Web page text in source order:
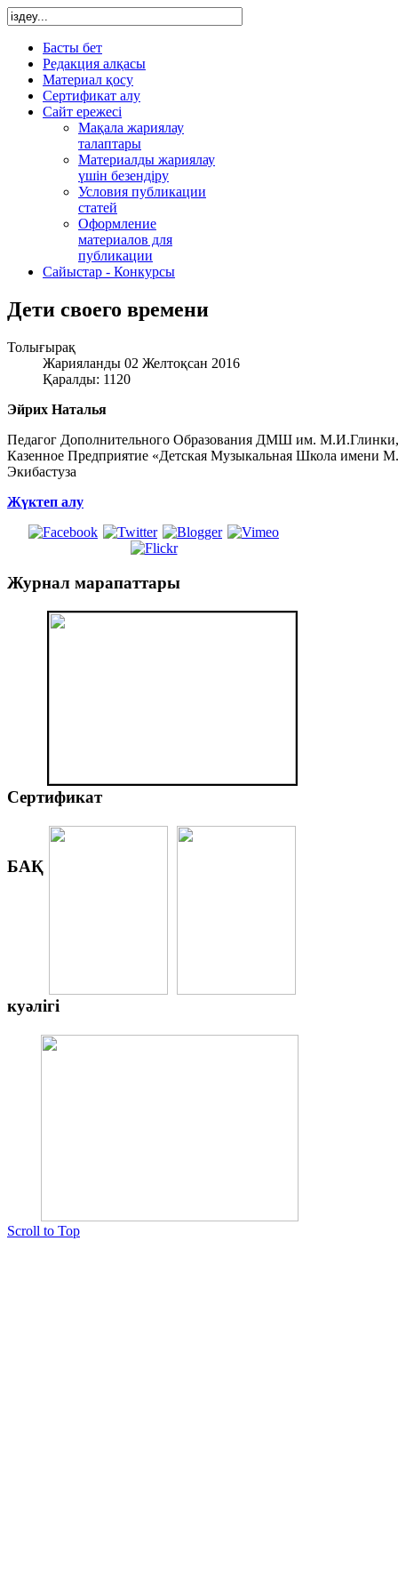
Басты бет
Редакция алқасы
Материал қосу
Сертификат алу
Сайт ережесі
Мақала жариялау
талаптары
Материалды жариялау
үшін безендіру
Условия публикации
статей
Оформление
материалов для
публикации
Сайыстар - Конкурсы
Дети своего времени
Толығырақ
Жарияланды 02 Желтоқсан 2016
Қаралды: 1120
Эйрих Наталья
Педагог Дополнительного Образования ДМШ им. М.И.Глинки,
Казенное Предприятие «Детская Музыкальная Школа имени
Экибастуза
Жүктеп алу
Журнал марапаттары
Сертификат
БАҚ
куәлігі
Scroll to Top